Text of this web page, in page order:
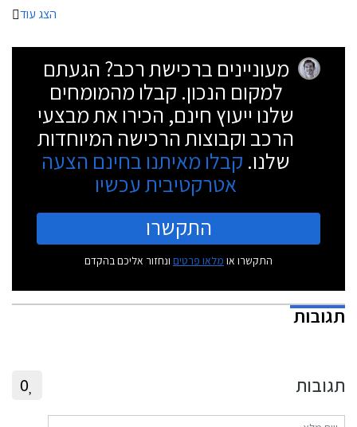
הצג עוד
מעוניינים ברכישת רכב? הגעתם
למקום הנכון. קבלו מהמומחים
שלנו ייעוץ חינם, הכירו את מבצעי
הרכב וקבוצות הרכישה המיוחדות
שלנו. קבלו מאיתנו בחינם הצעה
אטרקטיבית עכשיו
התקשרו
התקשרו או מלאו פרטים ונחזור אליכם בהקדם
תגובות
תגובות 0